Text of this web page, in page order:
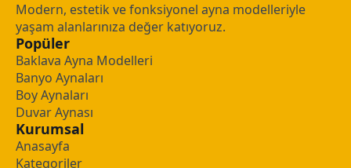
Modern, estetik ve fonksiyonel ayna modelleriyle
yaşam alanlarınıza değer katıyoruz.
Popüler
Baklava Ayna Modelleri
Banyo Aynaları
Boy Aynaları
Duvar Aynası
Kurumsal
Anasayfa
Kategoriler